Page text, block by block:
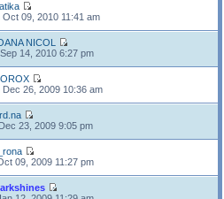
Oct 09, 2010 11:41 am
NICOL
14, 2010 6:27 pm
Dec 26, 2009 10:36 am
23, 2009 9:05 pm
09, 2009 11:27 pm